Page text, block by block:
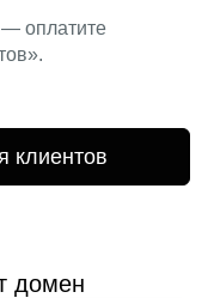
— оплатите
клиентов
домен